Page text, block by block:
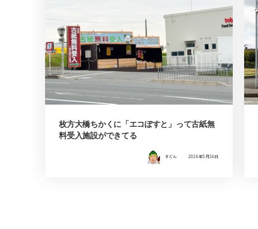
枚方大橋ちかくに「エコぽすと」って古紙無
料受入施設ができてる
すどん 2026年5月16日